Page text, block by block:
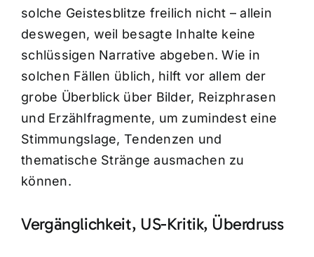
solche Geistesblitze freilich nicht – allein
deswegen, weil besagte Inhalte keine
schlüssigen Narrative abgeben. Wie in
solchen Fällen üblich, hilft vor allem der
grobe Überblick über Bilder, Reizphrasen
und Erzählfragmente, um zumindest eine
Stimmungslage, Tendenzen und
thematische Stränge ausmachen zu
können.
Vergänglichkeit, US-Kritik, Überdruss